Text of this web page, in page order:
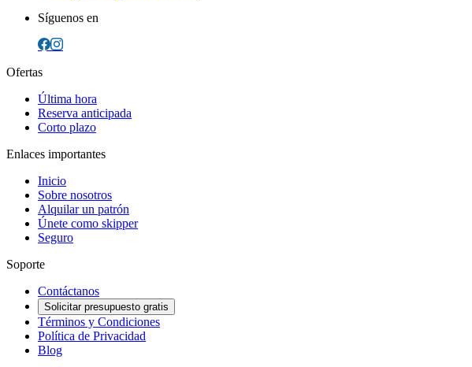
Síguenos en
Ofertas
Última hora
Reserva anticipada
Corto plazo
Enlaces importantes
Inicio
Sobre nosotros
Alquilar un patrón
Únete como skipper
Seguro
Soporte
Contáctanos
Solicitar presupuesto gratis
Términos y Condiciones
Política de Privacidad
Blog